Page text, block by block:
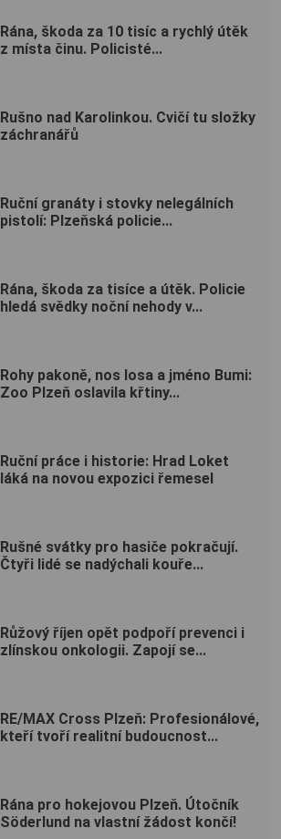
Rána, škoda za 10 tisíc a rychlý útěk
z místa činu. Policisté...
Rušno nad Karolinkou. Cvičí tu složky
záchranářů
Ruční granáty i stovky nelegálních
pistolí: Plzeňská policie...
Rána, škoda za tisíce a útěk. Policie
hledá svědky noční nehody v...
Rohy pakoně, nos losa a jméno Bumi:
Zoo Plzeň oslavila křtiny...
Ruční práce i historie: Hrad Loket
láká na novou expozici řemesel
Rušné svátky pro hasiče pokračují.
Čtyři lidé se nadýchali kouře...
Růžový říjen opět podpoří prevenci i
zlínskou onkologii. Zapojí se...
RE/MAX Cross Plzeň: Profesionálové,
kteří tvoří realitní budoucnost...
Rána pro hokejovou Plzeň. Útočník
Söderlund na vlastní žádost končí!